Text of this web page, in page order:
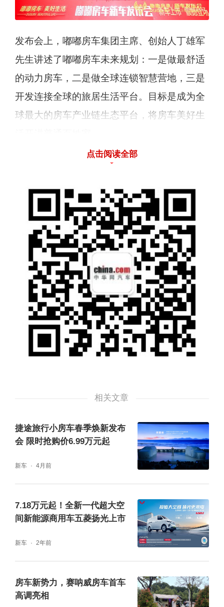
发布会上，嘟嘟房车集团主席、创始人丁雄军
先生讲述了嘟嘟房车未来规划：一是做最舒适
的动力房车，二是做全球连锁智慧营地，三是
开发连接全球的旅居生活平台。目标是成为全
球最大的房车产业链生态平台，将房车美好生
上海金盒企业管理集团执行总裁蒋佩岑女士现
场分享了《企业快速上市暨全球融资捷径》，
用严谨的逻辑、生动的说法、实操的案例向与
的丰厚收益，获得了参会者热情的掌声响应。
先生用严肃但生动有趣的案例讲述了两家房车
点击阅读全部
相关文章
捷途旅行小房车春季焕新发布
会 限时抢购价6.99万元起
新车 4月前
7.18万元起！全新一代超大空
间新能源商用车五菱扬光上市
新车 2年前
房车新势力，赛呐威房车首车
高调亮相